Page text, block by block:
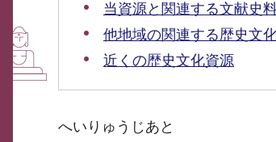
当資源と関連する文献史
他地域の関連する歴史文
近くの歴史文化資源
へいりゅうじあと